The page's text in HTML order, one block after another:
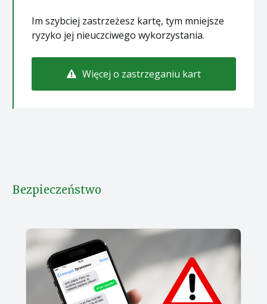
Im szybciej zastrzeżesz kartę, tym mniejsze
ryzyko jej nieuczciwego wykorzystania.
Więcej o zastrzeganiu kart
Bezpieczeństwo